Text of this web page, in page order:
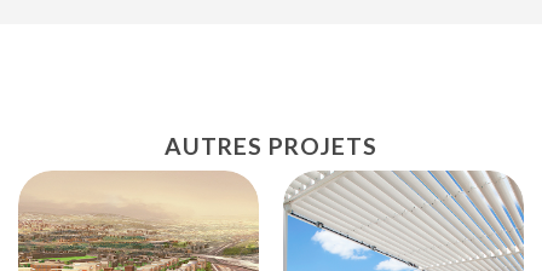
AUTRES PROJETS